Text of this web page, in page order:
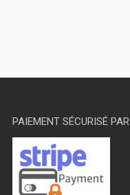
PAIEMENT SÉCURISÉ PAR